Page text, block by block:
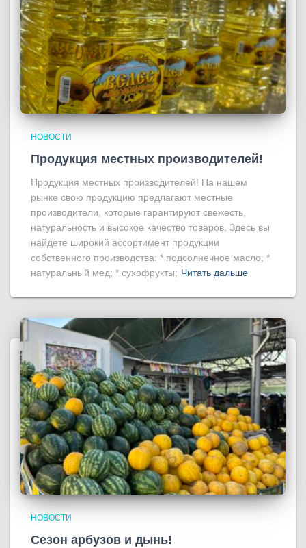
НОВОСТИ
Продукция местных производителей!
Продукция местных производителей! На нашем
рынке свою продукцию предлагают местные
производители, которые гарантируют свежесть,
натуральность и высокое качество товаров. Здесь вы
найдете широкий ассортимент продукции
собственного производства: * подсолнечное масло; *
натуральный мед; * сухофрукты; Читать дальше
НОВОСТИ
Сезон арбузов и дынь!